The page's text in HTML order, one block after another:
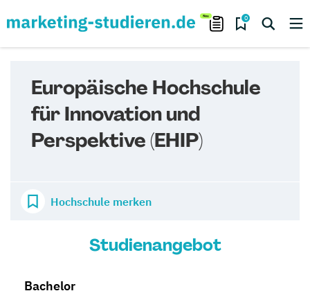
0
Europäische Hochschule
für Innovation und
Perspektive (EHIP)
Hochschule merken
Studienangebot
Bachelor